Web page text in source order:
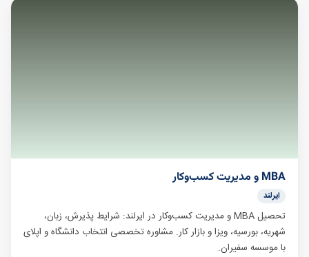
MBA و مدیریت کسب‌وکار
ایرلند
تحصیل MBA و مدیریت کسب‌وکار در ایرلند: شرایط پذیرش، زبان،
شهریه، بورسیه، ویزا و بازار کار. مشاوره تخصصی انتخاب دانشگاه و اپلای
با موسسه سفیران.